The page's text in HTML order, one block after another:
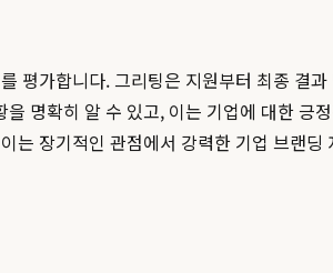
평가합니다. 그리팅은 지원부터 최종 결
명확히 알 수 있고, 이는 기업에 대한 긍
는 장기적인 관점에서 강력한 기업 브랜딩